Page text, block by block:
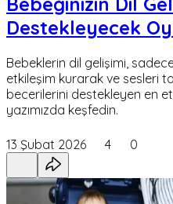
Destekleyecek
Bebeklerin dil gelişimi,
etkileşim kurarak ve sesleri
becerilerini destekleyen en
yazımızda keşfedin.
13 Şubat 2026 4 0